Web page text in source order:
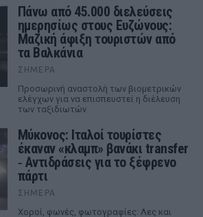
Πάνω από 45.000 διελεύσεις
ημερησίως στους Ευζώνους:
Μαζική άφιξη τουριστών από
τα Βαλκάνια
ΣΉΜΕΡΑ
Προσωρινή αναστολή των βιομετρικών
ελέγχων για να επισπευστεί η διέλευση
των ταξιδιωτών
Μύκονος: Ιταλοί τουρίστες
έκαναν «κλαμπ» βανάκι transfer
‑ Αντιδράσεις για το ξέφρενο
πάρτι
ΣΉΜΕΡΑ
Χοροί, φωνές, φωτογραφίες: Λες και